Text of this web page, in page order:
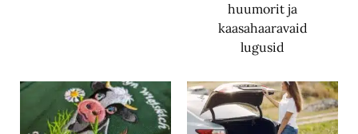
huumorit ja
kaasahaaravaid
lugusid